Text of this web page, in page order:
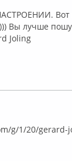
Вот
лучше
Joling
g/1/20/